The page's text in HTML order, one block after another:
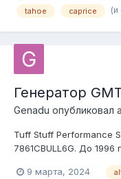
tahoe caprice (и
Генератор
Genadu опубликовал
Tuff Stuff Performance
7861CBULL6G. До 1996
9 марта, 2024